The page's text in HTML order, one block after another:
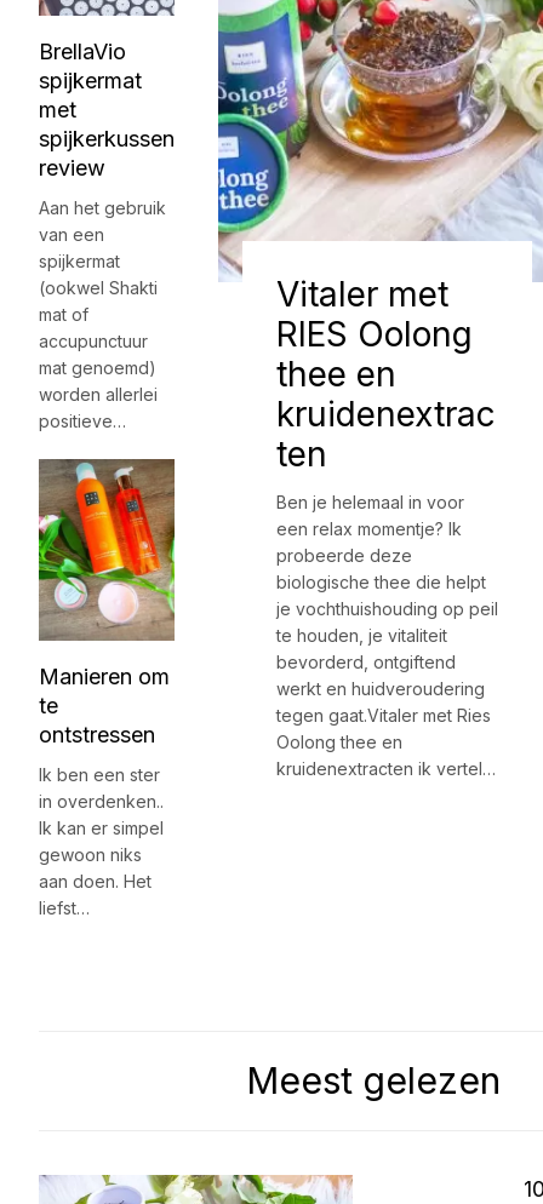
BrellaVio
spijkermat
met
spijkerkussen
review
Aan het gebruik
van een
spijkermat
(ookwel Shakti
mat of
accupunctuur
mat genoemd)
worden allerlei
positieve…
Manieren om
te
ontstressen
Ik ben een ster
in overdenken..
Ik kan er simpel
gewoon niks
aan doen. Het
liefst…
Vitaler met
RIES Oolong
thee en
kruidenextrac
ten
Ben je helemaal in voor
een relax momentje? Ik
probeerde deze
biologische thee die helpt
je vochthuishouding op peil
te houden, je vitaliteit
bevorderd, ontgiftend
werkt en huidveroudering
tegen gaat.Vitaler met Ries
Oolong thee en
kruidenextracten ik vertel…
Meest gelezen